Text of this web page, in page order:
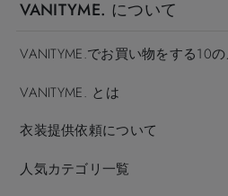
VANITYME. について
VANITYME.でお買い物をする10
VANITYME. とは
衣装提供依頼について
人気カテゴリ一覧